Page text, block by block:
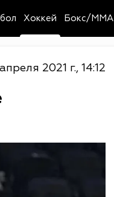
Хоккей Бокс/MMA
2021 г., 14:12